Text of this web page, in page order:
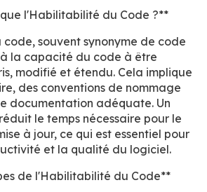
l'Habilitabilité du Code ?**
souvent synonyme de code
la capacité du code à être
modifié et étendu. Cela implique
des conventions de nommage
documentation adéquate. Un
le temps nécessaire pour le
à jour, ce qui est essentiel pour
et la qualité du logiciel.
de l'Habilitabilité du Code**